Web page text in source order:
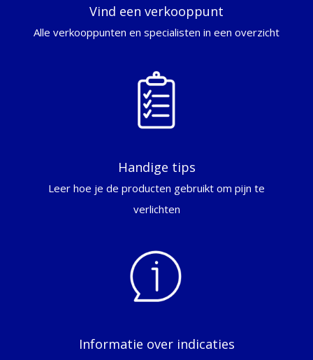
Vind een verkooppunt
Alle verkooppunten en specialisten in een overzicht
Handige tips
Leer hoe je de producten gebruikt om pijn te
verlichten
Informatie over indicaties